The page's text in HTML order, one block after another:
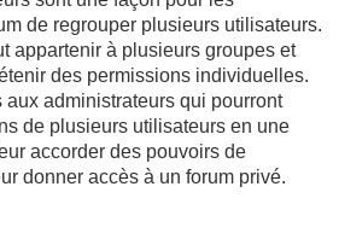
de regrouper plusieurs utilisateurs.
appartenir à plusieurs groupes et
des permissions individuelles.
administrateurs qui pourront
de plusieurs utilisateurs en une
accorder des pouvoirs de
donner accès à un forum privé.